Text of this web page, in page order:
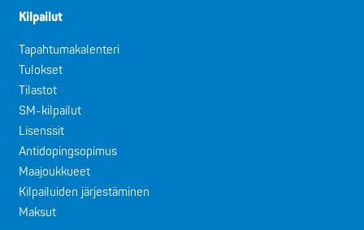
Kilpailut
Tapahtumakalenteri
Tulokset
Tilastot
SM-kilpailut
Lisenssit
Antidopingsopimus
Maajoukkueet
Kilpailuiden järjestäminen
Maksut